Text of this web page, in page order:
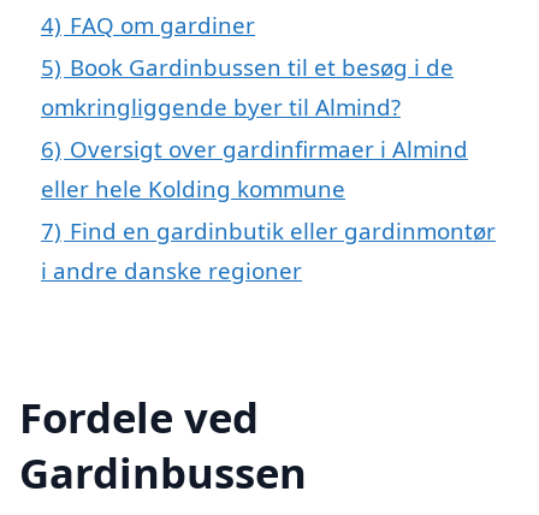
4) FAQ om gardiner
5) Book Gardinbussen til et besøg i de
omkringliggende byer til Almind?
6) Oversigt over gardinfirmaer i Almind
eller hele Kolding kommune
7) Find en gardinbutik eller gardinmontør
i andre danske regioner
Fordele ved
Gardinbussen